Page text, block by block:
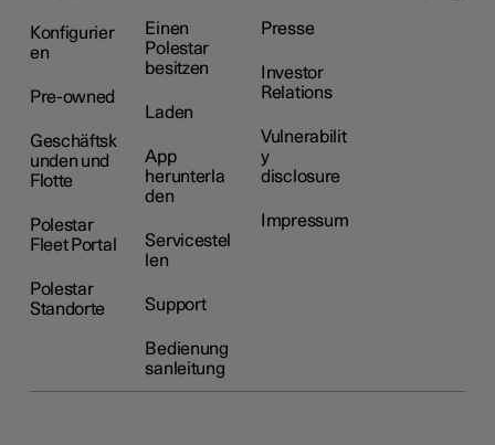
Konfigurier
en
Pre-owned
Geschäftsk
unden und
Flotte
Polestar
Fleet Portal
Polestar
Standorte
Einen
Polestar
besitzen
Laden
App
herunterla
den
Servicestel
len
Support
Bedienung
sanleitung
Presse
Investor
Relations
Vulnerabilit
y
disclosure
Impressum